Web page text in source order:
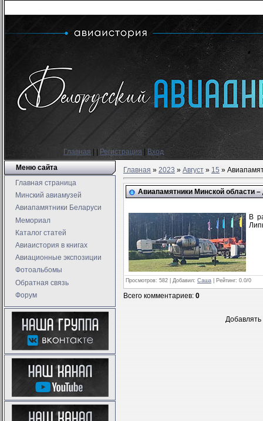
Главная Регистрация
Вход
Меню сайта
Главная страница
Минский авиамузей
Авиапамятники Беларуси
Мемориал
Каталог статей
Авиаистория в книгах
Авиационные экспозиции
Фотоальбомы
Обратная связь
Форум
Главная»2023 » Август » 15»
Авиапамятники Минской области
В
Просмотров: 582 | Добавил: Саша Рейтинг: 0.0/0
Всего комментариев:0
Добавлять